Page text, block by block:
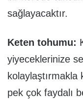
sağlayacaktır.
Keten tohumu:
yiyeceklerinize
pek çok faydalı